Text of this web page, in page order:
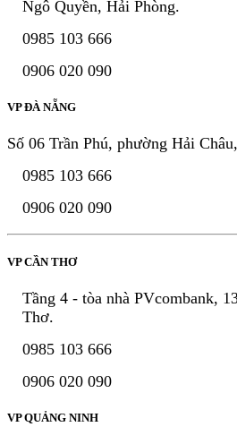
Ngô Quyền, Hải Phòng.
0985 103 666
0906 020 090
VP ĐÀ NẴNG
Số 06 Trần Phú, phường Hải
0985 103 666
0906 020 090
VP CẦN THƠ
Tầng 4 - tòa nhà PVcombank,
Thơ.
0985 103 666
0906 020 090
VP QUẢNG NINH